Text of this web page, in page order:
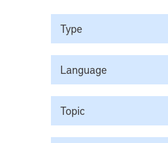
Type
Language
Topic